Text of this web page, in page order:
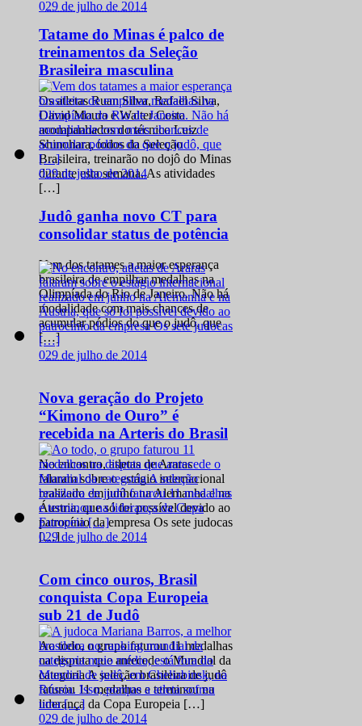
029 de julho de 2014
Tatame do Minas é palco de
treinamentos da Seleção
Brasileira masculina
Os atletas Ruan Silva, Rafael Silva,
David Moura e Walter Costa
acompanhados do técnico Luiz
Shinohara, todos da Seleção
Brasileira, treinarão no dojô do Minas
durante esta semana. As atividades
[…]
029 de julho de 2014
Judô ganha novo CT para
consolidar status de potência
Vem dos tatames a maior esperança
brasileira de empilhar medalhas na
Olimpíada do Rio de Janeiro. Não há
modalidade com mais chances de
acumular pódios do que o judô, que
[…]
029 de julho de 2014
Nova geração do Projeto
“Kimono de Ouro” é
recebida na Arteris do Brasil
No encontro, atletas de Araras
falaram sobre o estágio internacional
realizado em junho na Alemanha e na
Áustria, que só foi possível devido ao
patrocínio da empresa Os sete judocas
[…]
029 de julho de 2014
Com cinco ouros, Brasil
conquista Copa Europeia
sub 21 de Judô
Ao todo, o grupo faturou 11 medalhas
na disputa que antecede o Mundial da
categoria A seleção brasileira de judô
faturou 11 medalhas e terminou na
liderança da Copa Europeia […]
029 de julho de 2014